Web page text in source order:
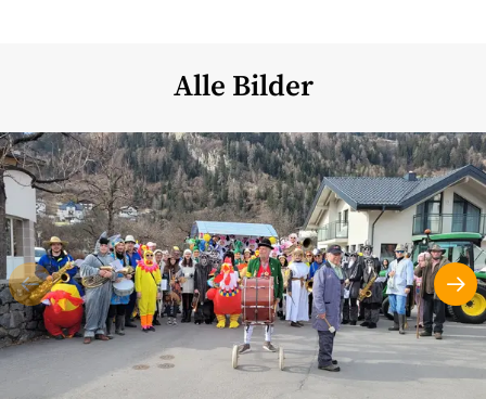
Alle Bilder